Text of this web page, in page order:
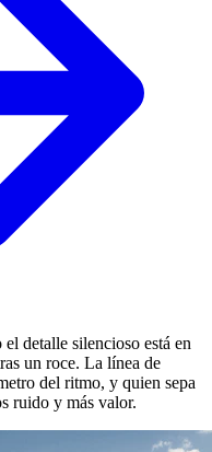
detalle silencioso está en
un roce. La línea de
del ritmo, y quien sepa
ruido y más valor.